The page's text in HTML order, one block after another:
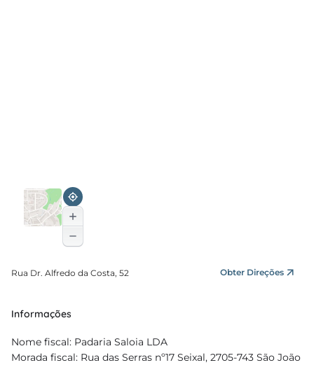
Rua Dr. Alfredo da Costa, 52 Obter Direções
Informações
Nome fiscal: Padaria Saloia LDA
Morada fiscal: Rua das Serras nº17 Seixal, 2705-743 São João